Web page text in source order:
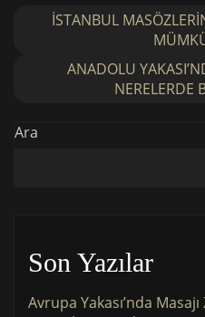
İSTANBUL
ANADOLU
NERELERDE
Ara
Son Yazılar
Avrupa Yakası’nda